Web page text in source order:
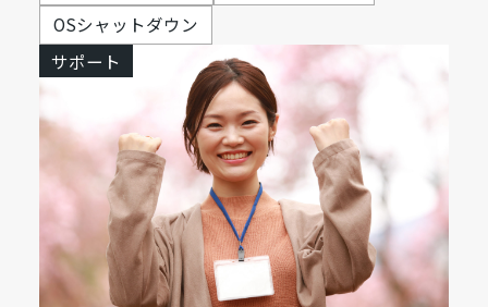
OSシャットダウン
サポート